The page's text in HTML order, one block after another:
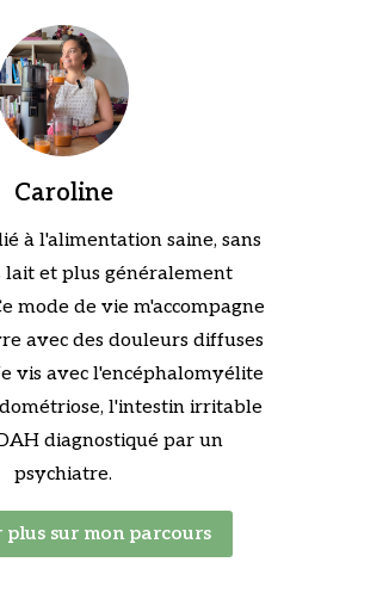
Caroline
à l'alimentation saine, sans
lait et plus généralement
mode de vie m'accompagne
avec des douleurs diffuses
vis avec l'encéphalomyélite
l'intestin irritable
diagnostiqué par un
psychiatre.
plus sur mon parcours